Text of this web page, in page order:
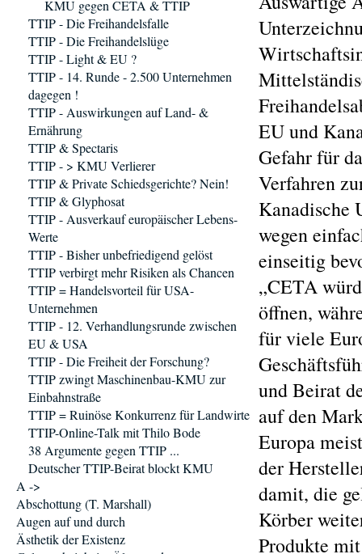
EU und
Gefahr für
Verfahren
Kanadische
wegen
einseitig
„CETA
öffnen,
für viele
und Beirat
auf den
Europa
der
damit, die
Körber
Produkte
KMU gegen CETA & TTIP
TTIP - Die Freihandelsfalle
TTIP - Die Freihandelslüge
TTIP - Light & EU ?
TTIP - 14. Runde - 2.500 Unternehmen
dagegen !
TTIP - Auswirkungen auf Land- &
Ernährung
TTIP & Spectaris
TTIP - > KMU Verlierer
TTIP & Private Schiedsgerichte? Nein!
TTIP & Glyphosat
TTIP - Ausverkauf europäischer Lebens-
Werte
TTIP - Bisher unbefriedigend gelöst
TTIP verbirgt mehr Risiken als Chancen
TTIP = Handelsvorteil für USA-
Unternehmen
TTIP - 12. Verhandlungsrunde zwischen
EU & USA
TTIP - Die Freiheit der Forschung?
TTIP zwingt Maschinenbau-KMU zur
Einbahnstraße
TTIP = Ruinöse Konkurrenz für Landwirte
TTIP-Online-Talk mit Thilo Bode
38 Argumente gegen TTIP ...
Deutscher TTIP-Beirat blockt KMU
A ->
Abschottung (T. Marshall)
Augen auf und durch
Ästhetik der Existenz